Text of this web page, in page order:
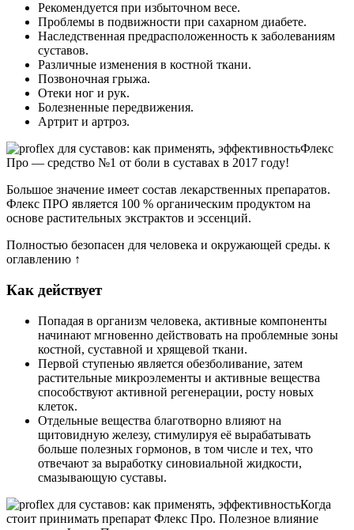
Рекомендуется при избыточном весе.
Проблемы в подвижности при сахарном диабете.
Наследственная предрасположенность к заболеваниям
суставов.
Различные изменения в костной ткани.
Позвоночная грыжа.
Отеки ног и рук.
Болезненные передвижения.
Артрит и артроз.
Флекс
Про — средство №1 от боли в суставах в 2017 году!
Большое значение имеет состав лекарственных препаратов.
Флекс ПРО является 100 % органическим продуктом на
основе растительных экстрактов и эссенций.
Полностью безопасен для человека и окружающей среды. к
оглавлению ↑
Как действует
Попадая в организм человека, активные компоненты
начинают мгновенно действовать на проблемные зоны
костной, суставной и хрящевой ткани.
Первой ступенью является обезболивание, затем
растительные микроэлементы и активные вещества
способствуют активной регенерации, росту новых
клеток.
Отдельные вещества благотворно влияют на
щитовидную железу, стимулируя её вырабатывать
больше полезных гормонов, в том числе и тех, что
отвечают за выработку синовиальной жидкости,
смазывающую суставы.
Когда
стоит принимать препарат Флекс Про. Полезное влияние